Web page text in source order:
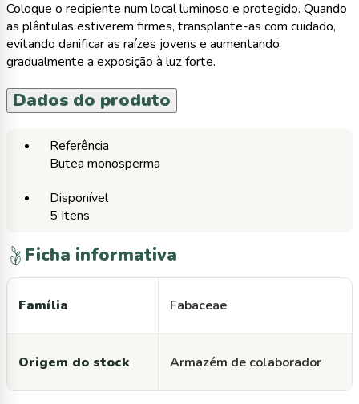
Coloque o recipiente num local luminoso e protegido. Quando
as plântulas estiverem firmes, transplante-as com cuidado,
evitando danificar as raízes jovens e aumentando
gradualmente a exposição à luz forte.
Dados do produto
Referência
Butea monosperma
Disponível
5 Itens
Ficha informativa
Família Fabaceae
Origem do stock Armazém de colaborador